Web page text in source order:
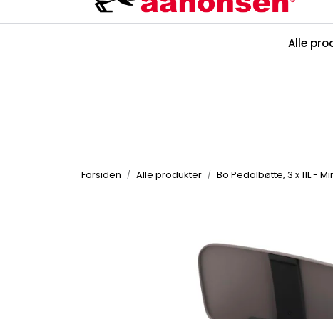
Skip to main content
Alle
Forsiden Alle produkter Bo Pedalbøtte, 3 x 11L -